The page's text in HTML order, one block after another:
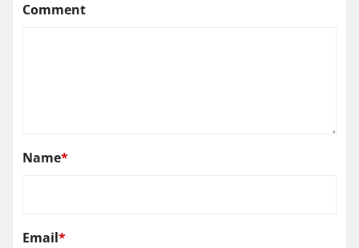
Comment
Name*
Email*